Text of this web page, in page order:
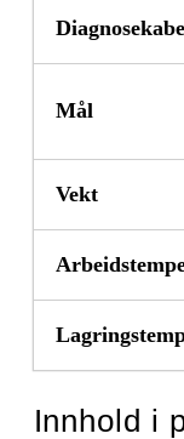
Mål
Vekt
Innhold i